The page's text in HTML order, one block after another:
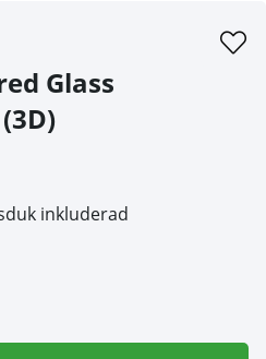
Glass
inkluderad